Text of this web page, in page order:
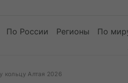
По России Регионы По
кольцу Алтая 2026